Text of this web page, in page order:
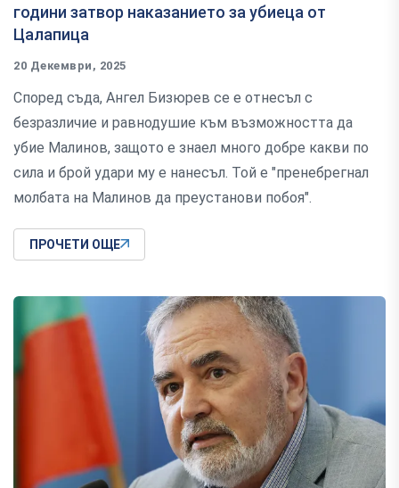
години затвор наказанието за убиеца от
Цалапица
20 Декември, 2025
Според съда, Ангел Бизюрев се е отнесъл с
безразличие и равнодушие към възможността да
убие Малинов, защото е знаел много добре какви по
сила и брой удари му е нанесъл. Той е "пренебрегнал
молбата на Малинов да преустанови побоя".
ПРОЧЕТИ ОЩЕ